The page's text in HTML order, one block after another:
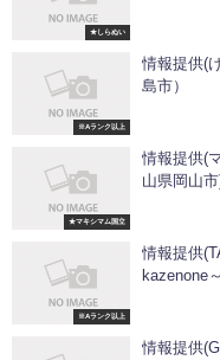
★しらぬい
※Aランク以上
情報提供(
島市）
★マキシマム国立
情報提供(
山県岡山
※Aランク以上
情報提供
kazenone
情報提供